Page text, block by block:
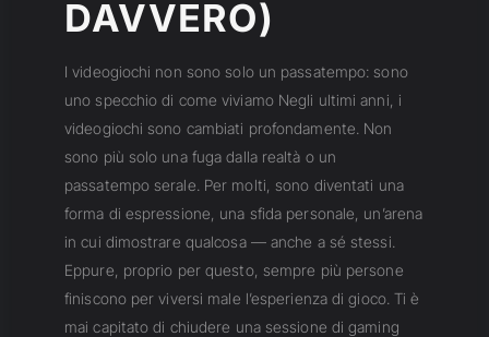
DAVVERO)
I videogiochi non sono solo un passatempo: sono
uno specchio di come viviamo Negli ultimi anni, i
videogiochi sono cambiati profondamente. Non
sono più solo una fuga dalla realtà o un
passatempo serale. Per molti, sono diventati una
forma di espressione, una sfida personale, un’arena
in cui dimostrare qualcosa — anche a sé stessi.
Eppure, proprio per questo, sempre più persone
finiscono per viversi male l’esperienza di gioco. Ti è
mai capitato di chiudere una sessione di gaming